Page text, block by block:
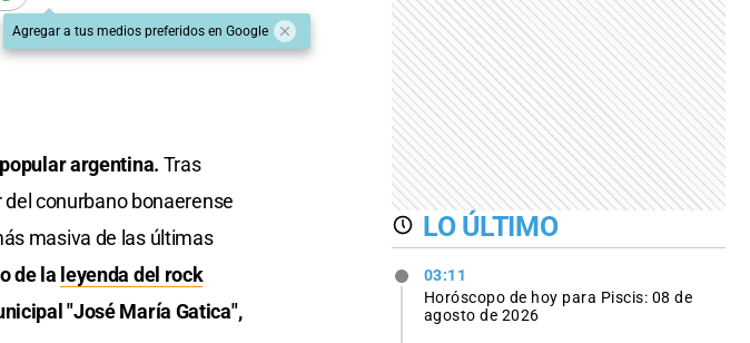
Agregar a tus medios preferidos en Google
argentina. Tras
conurbano bonaerense
masiva de las últimas
de la leyenda del rock
"José María Gatica",
LO ÚLTIMO
03:11
Horóscopo de hoy para Piscis: 08 de
agosto de 2026